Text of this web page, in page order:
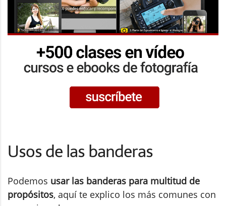
Usos de las banderas
Podemos usar las banderas para multitud de
propósitos, aquí te explico los más comunes con